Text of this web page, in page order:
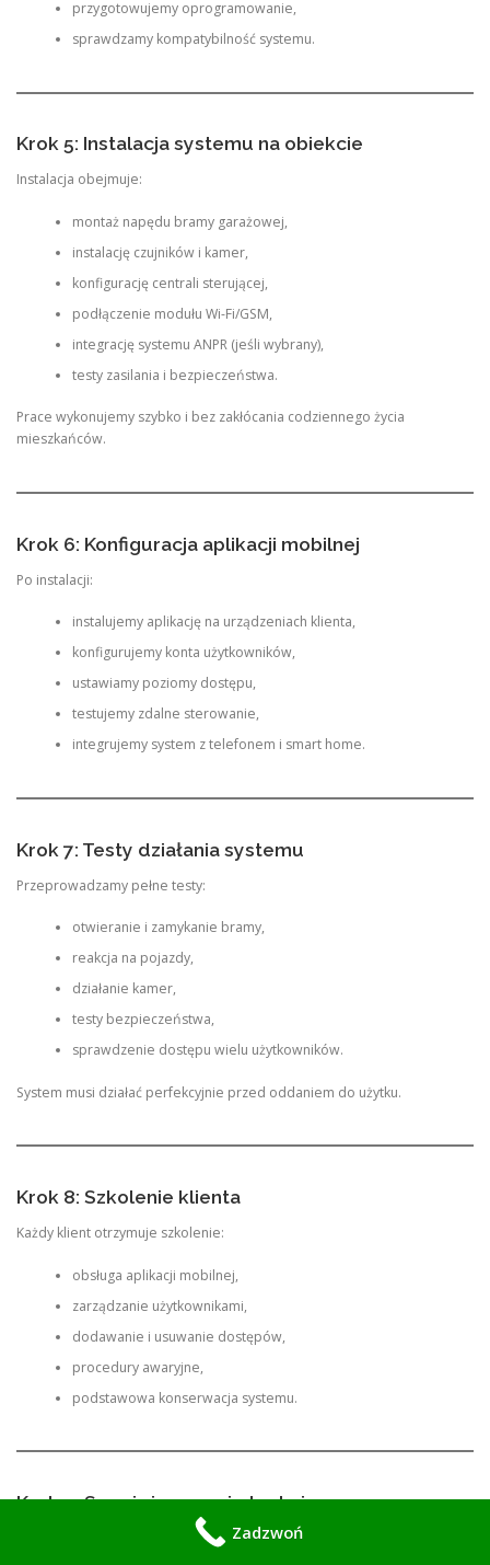
przygotowujemy oprogramowanie,
sprawdzamy kompatybilność systemu.
Krok 5: Instalacja systemu na obiekcie
Instalacja obejmuje:
montaż napędu bramy garażowej,
instalację czujników i kamer,
konfigurację centrali sterującej,
podłączenie modułu Wi-Fi/GSM,
integrację systemu ANPR (jeśli wybrany),
testy zasilania i bezpieczeństwa.
Prace wykonujemy szybko i bez zakłócania codziennego życia
mieszkańców.
Krok 6: Konfiguracja aplikacji mobilnej
Po instalacji:
instalujemy aplikację na urządzeniach klienta,
konfigurujemy konta użytkowników,
ustawiamy poziomy dostępu,
testujemy zdalne sterowanie,
integrujemy system z telefonem i smart home.
Krok 7: Testy działania systemu
Przeprowadzamy pełne testy:
otwieranie i zamykanie bramy,
reakcja na pojazdy,
działanie kamer,
testy bezpieczeństwa,
sprawdzenie dostępu wielu użytkowników.
System musi działać perfekcyjnie przed oddaniem do użytku.
Krok 8: Szkolenie klienta
Każdy klient otrzymuje szkolenie:
obsługa aplikacji mobilnej,
zarządzanie użytkownikami,
dodawanie i usuwanie dostępów,
procedury awaryjne,
podstawowa konserwacja systemu.
Krok 9: Serwis i wsparcie techniczne
Zadzwoń